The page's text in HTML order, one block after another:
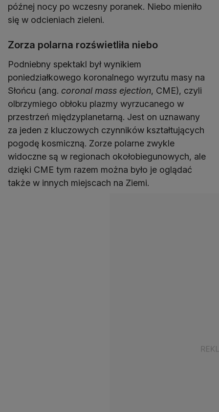
późnej nocy po wczesny poranek. Niebo mieniło
się w odcieniach zieleni.
Zorza polarna rozświetliła niebo
Podniebny spektakl był wynikiem
poniedziałkowego koronalnego wyrzutu masy na
Słońcu (ang. coronal mass ejection, CME), czyli
olbrzymiego obłoku plazmy wyrzucanego w
przestrzeń międzyplanetarną. Jest on uznawany
za jeden z kluczowych czynników kształtujących
pogodę kosmiczną. Zorze polarne zwykle
widoczne są w regionach okołobiegunowych, ale
dzięki CME tym razem można było je oglądać
także w innych miejscach na Ziemi.